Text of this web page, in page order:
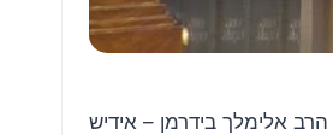
אלימלך בידרמן – אידיש